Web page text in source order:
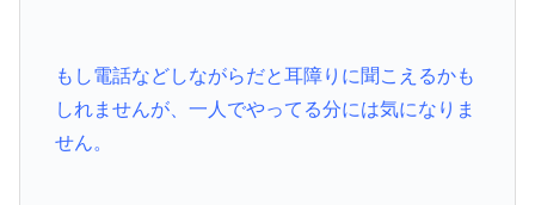
もし電話などしながらだと耳障りに聞こえるかも
しれませんが、一人でやってる分には気になりま
せん。